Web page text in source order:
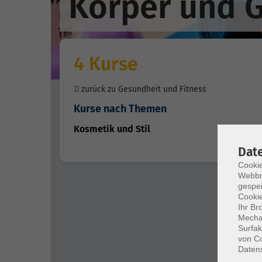
4 Kurse
zurück zu Gesundheit und Fitness
Kurse nach Themen
Kosmetik und Stil
Ihr
von